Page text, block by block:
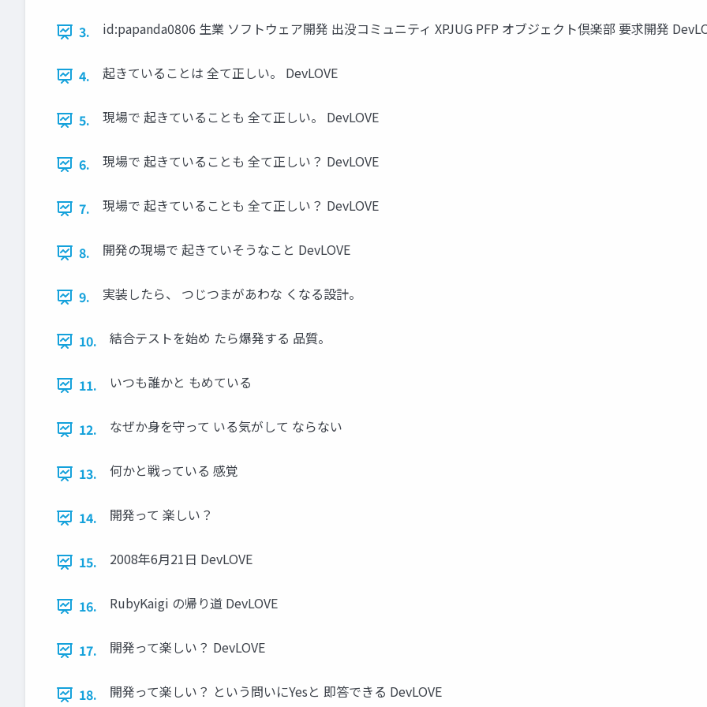
3. id:papanda0806 生業 ソフトウェア開発 出没コミュニティ XPJUG PFP オブジェクト倶楽部 要求開発
4. 起きていることは 全て正しい。 DevLOVE
5. 現場で 起きていることも 全て正しい。 DevLOVE
6. 現場で 起きていることも 全て正しい？ DevLOVE
7. 現場で 起きていることも 全て正しい？ DevLOVE
8. 開発の現場で 起きていそうなこと DevLOVE
9. 実装したら、 つじつまがあわな くなる設計。
10. 結合テストを始め たら爆発する 品質。
11. いつも誰かと もめている
12. なぜか身を守って いる気がして ならない
13. 何かと戦っている 感覚
14. 開発って 楽しい？
15. 2008年6月21日 DevLOVE
16. RubyKaigi の帰り道 DevLOVE
17. 開発って楽しい？ DevLOVE
18. 開発って楽しい？ という問いにYesと 即答できる DevLOVE